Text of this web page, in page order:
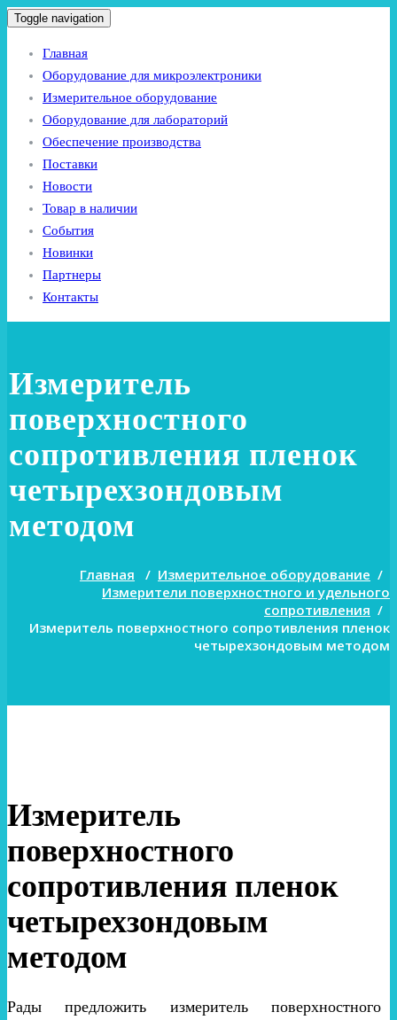
Toggle navigation
Главная
Оборудование для микроэлектроники
Измерительное оборудование
Оборудование для лабораторий
Обеспечение производства
Поставки
Новости
Товар в наличии
События
Новинки
Партнеры
Контакты
Измеритель
поверхностного
сопротивления пленок
четырехзондовым
методом
Главная / Измерительное оборудование /
Измерители поверхностного и удельного
сопротивления /
Измеритель поверхностного сопротивления пленок
четырехзондовым методом
Измеритель
поверхностного
сопротивления пленок
четырехзондовым
методом
Рады предложить измеритель поверхностного